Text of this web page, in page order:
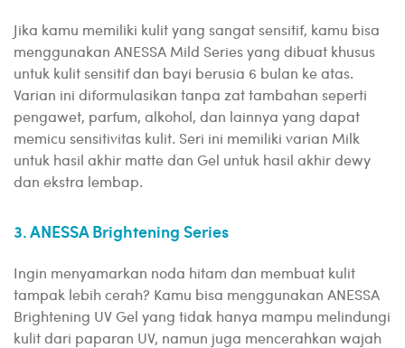
Jika kamu memiliki kulit yang sangat sensitif, kamu bisa
menggunakan ANESSA Mild Series yang dibuat khusus
untuk kulit sensitif dan bayi berusia 6 bulan ke atas.
Varian ini diformulasikan tanpa zat tambahan seperti
pengawet, parfum, alkohol, dan lainnya yang dapat
memicu sensitivitas kulit. Seri ini memiliki varian Milk
untuk hasil akhir matte dan Gel untuk hasil akhir dewy
dan ekstra lembap.
3. ANESSA Brightening Series
Ingin menyamarkan noda hitam dan membuat kulit
tampak lebih cerah? Kamu bisa menggunakan ANESSA
Brightening UV Gel yang tidak hanya mampu melindungi
kulit dari paparan UV, namun juga mencerahkan wajah